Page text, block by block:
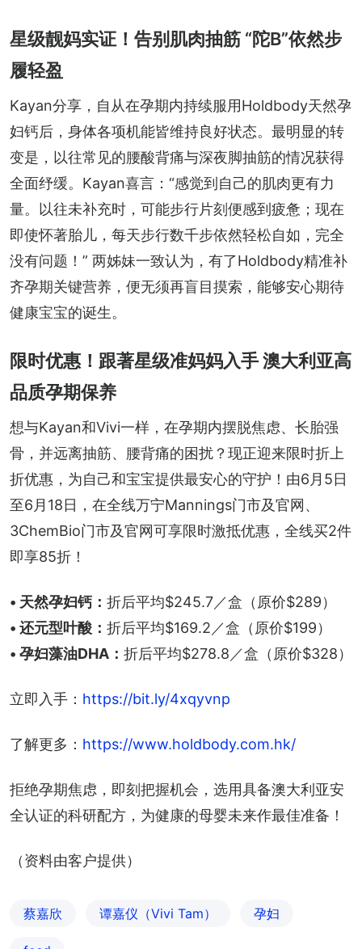
星级靓妈实证！告别肌肉抽筋 “陀B”依然步
履轻盈
Kayan分享，自从在孕期内持续服用Holdbody天然孕
妇钙后，身体各项机能皆维持良好状态。最明显的转
变是，以往常见的腰酸背痛与深夜脚抽筋的情况获得
全面纾缓。Kayan喜言：“感觉到自己的肌肉更有力
量。以往未补充时，可能步行片刻便感到疲惫；现在
即使怀著胎儿，每天步行数千步依然轻松自如，完全
没有问题！” 两姊妹一致认为，有了Holdbody精准补
齐孕期关键营养，便无须再盲目摸索，能够安心期待
健康宝宝的诞生。
限时优惠！跟著星级准妈妈入手 澳大利亚高
品质孕期保养
想与Kayan和Vivi一样，在孕期内摆脱焦虑、长胎强
骨，并远离抽筋、腰背痛的困扰？现正迎来限时折上
折优惠，为自己和宝宝提供最安心的守护！由6月5日
至6月18日，在全线万宁Mannings门市及官网、
3ChemBio门市及官网可享限时激抵优惠，全线买2件
即享85折！
• 天然孕妇钙： 折后平均$245.7／盒（原价$289）
• 还元型叶酸： 折后平均$169.2／盒（原价$199）
• 孕妇藻油DHA： 折后平均$278.8／盒（原价$328）
立即入手： https://bit.ly/4xqyvnp
了解更多： https://www.holdbody.com.hk/
拒绝孕期焦虑，即刻把握机会，选用具备澳大利亚安
全认证的科研配方，为健康的母婴未来作最佳准备！
（资料由客户提供）
蔡嘉欣 谭嘉仪（Vivi Tam） 孕妇